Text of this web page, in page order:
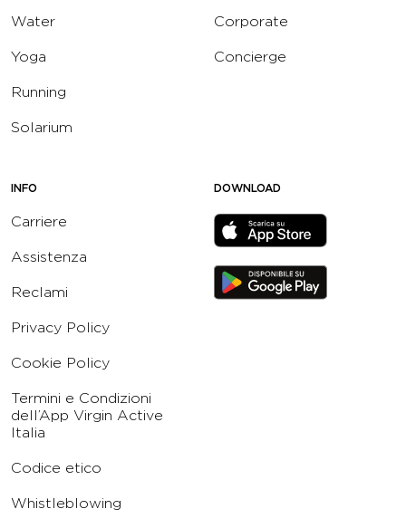
Water
Yoga
Running
Solarium
Corporate
Concierge
INFO
Carriere
Assistenza
Reclami
Privacy Policy
Cookie Policy
Termini e Condizioni
dell’App Virgin Active
Italia
Codice etico
Whistleblowing
DOWNLOAD